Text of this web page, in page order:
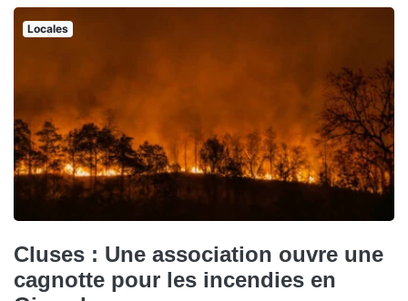
Locales
Cluses : Une association ouvre une
cagnotte pour les incendies en